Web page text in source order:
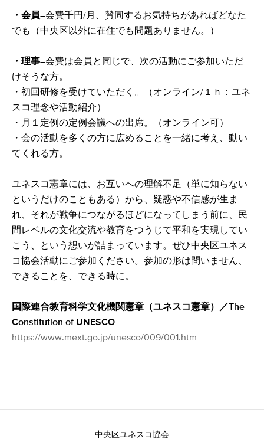
・会員―会費千円/月、賛同するお気持ちがあればどなた
でも（中央区以外に在住でも問題ありません。）
・理事―会費は会員と同じで、次の活動にご参加いただ
けそうな方。
・初回研修を受けていただく。（オンライン/１ｈ：ユネ
スコ理念や活動紹介）
・月１定例の定例会議への出席。（オンライン可）
・会の活動を多くの方に広めることを一緒に考え、動い
てくれる方。
ユネスコ憲章には、お互いへの理解不足（単に知らない
というだけのこともある）から、疑惑や不信感が生ま
れ、それが戦争につながるほどになってしまう前に、民
間レベルの文化交流や教育をつうじて平和を実現してい
こう、という想いが詰まっています。ぜひ中央区ユネス
コ協会活動にご参加ください。参加の形は問いません、
できることを、できる時に。
国際連合教育科学文化機関憲章（ユネスコ憲章）／The
Constitution of UNESCO
https://www.mext.go.jp/unesco/009/001.htm
中央区ユネスコ協会